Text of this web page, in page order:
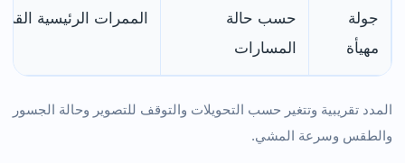
جولة
مهيأة
حسب حالة
المسارات
الممرات الرئيسية
المدد تقريبية وتتغير حسب التحويلات والتوقف للتصوير وحالة الجسور
والطقس وسرعة المشي.